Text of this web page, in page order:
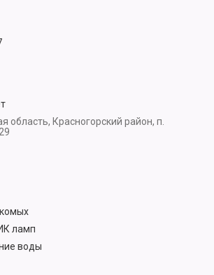
область, Красногорский район, п.
ламп
воды